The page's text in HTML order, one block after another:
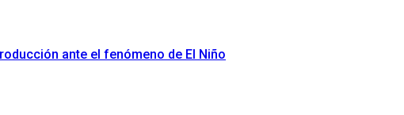
ante el fenómeno de El Niño